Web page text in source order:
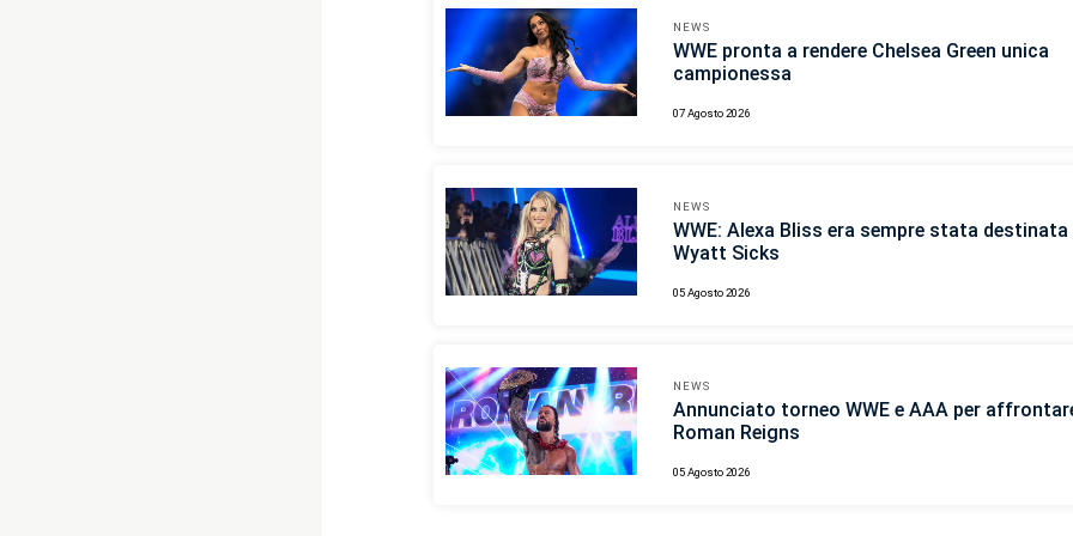
NEWS
WWE pronta a rendere Chelsea Green unica
campionessa
07 Agosto 2026
NEWS
WWE: Alexa Bliss era sempre stata destinata
Wyatt Sicks
05 Agosto 2026
NEWS
Annunciato torneo WWE e AAA per
Roman Reigns
05 Agosto 2026